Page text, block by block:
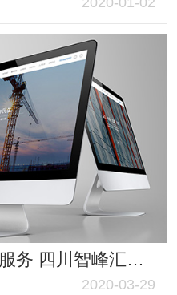
专注建筑一体化工程服务 四川智峰汇尚建设工程有限公司响应式网站 为品牌发声
2020-03-29